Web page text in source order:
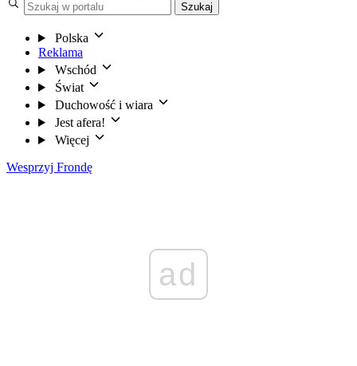
Szukaj
Polska
Reklama
Wschód
Świat
Duchowość i wiara
Jest afera!
Więcej
Wesprzyj Frondę
ad